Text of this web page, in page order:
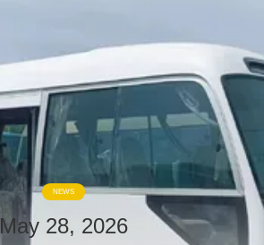
NEWS
May 28, 2026